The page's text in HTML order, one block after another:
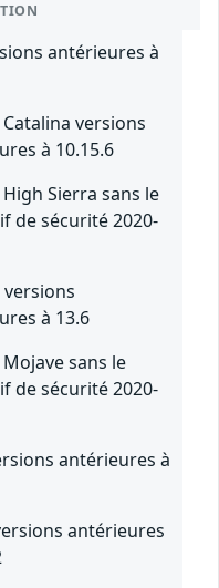
antérieures à
Catalina versions
à 10.15.6
High Sierra sans le
de sécurité 2020-
versions
à 13.6
Mojave sans le
de sécurité 2020-
antérieures à
antérieures